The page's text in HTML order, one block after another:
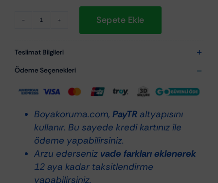
Rupes
Coarse
–
Orbital
Uyumlu
Polisaj
Pedi
130/150mm
DA150H
adet
Sepete Ekle
Teslimat Bilgileri
Ödeme Seçenekleri
Boyakoruma.com, PayTRaltyapısını
kullanır. Bu sayede kredi kartınız ile
ödeme yapabilirsiniz.
Arzu ederseniz vade farkları eklenerek
12 aya kadar taksitlendirme
yapabilirsiniz.